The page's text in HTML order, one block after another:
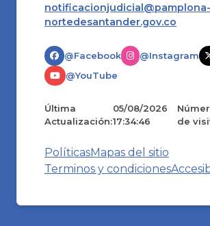
notificacionjudicial@pamplona-
nortedesantander.gov.co
@Facebook @Instagram
@YouTube
Última
Actualización:
05/08/2026
17:34:46
de
PolíticasMapas del sitio
Terminos y condiciones